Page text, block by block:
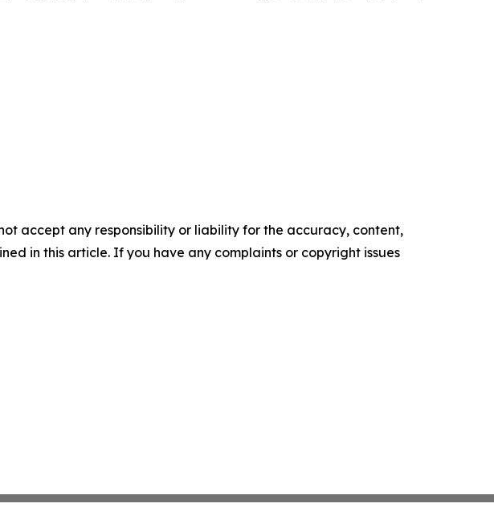
accept any responsibility or liability for the accuracy, content,
in this article. If you have any complaints or copyright issues